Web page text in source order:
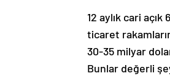
12 aylık cari
ticaret
30-35 milyar
Bunlar değerli